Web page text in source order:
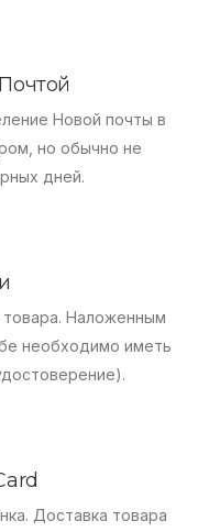
Новой почты в
но обычно не
дней.
Наложенным
необходимо иметь
Доставка товара